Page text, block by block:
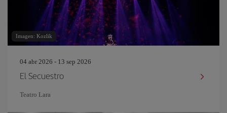
Imagen: Kozlik
04 abr 2026 - 13 sep 2026
El Secuestro
Teatro Lara